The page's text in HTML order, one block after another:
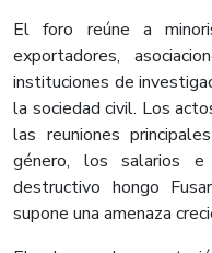
El foro reúne a
exportadores,
instituciones de
la sociedad civil. Los
las reuniones
género, los salarios
destructivo hongo
supone una amenaza